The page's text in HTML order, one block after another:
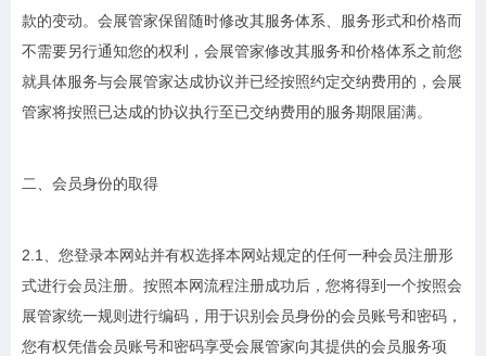
款的变动。会展管家保留随时修改其服务体系、服务形式和价格而
不需要另行通知您的权利，会展管家修改其服务和价格体系之前您
就具体服务与会展管家达成协议并已经按照约定交纳费用的，会展
管家将按照已达成的协议执行至已交纳费用的服务期限届满。
二、会员身份的取得
2.1、您登录本网站并有权选择本网站规定的任何一种会员注册形
式进行会员注册。按照本网流程注册成功后，您将得到一个按照会
展管家统一规则进行编码，用于识别会员身份的会员账号和密码，
您有权凭借会员账号和密码享受会展管家向其提供的会员服务项